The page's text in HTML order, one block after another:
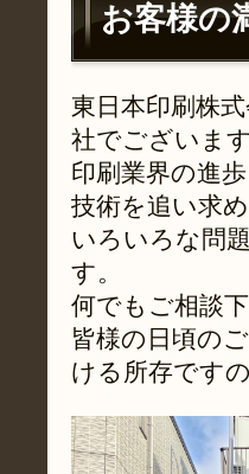
お客様の
東日本印刷株
社でございます
印刷業界の進
技術を追い求
いろいろな問
す。
何でもご相談下
皆様の日頃の
ける所存です